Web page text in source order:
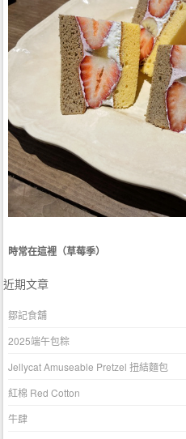
時常在這裡（草莓季）
近期文章
鄒記食舖
2025端午包粽
Jellycat Amuseable Pretzel 扭結麵包
紅棉 Red Cotton
牛肆